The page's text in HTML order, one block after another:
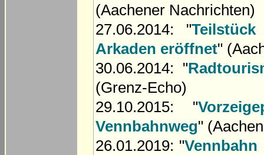
(Aachener Nachrichten)
27.06.2014: "
Arkaden eröffnet"
30.06.2014: "
(Grenz-Echo)
29.10.2015: "
Vennbahnweg"
26.01.2019: "